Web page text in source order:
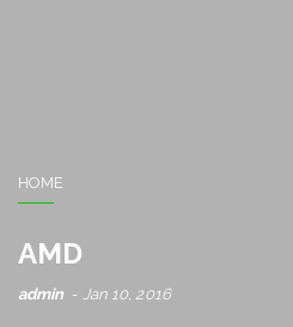
HOME
AMD
admin Jan 10, 2016